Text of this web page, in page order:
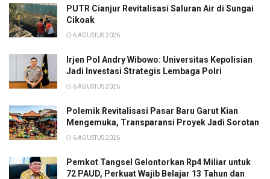
PUTR Cianjur Revitalisasi Saluran Air di Sungai
Cikoak
6 AGUSTUS 2026
Irjen Pol Andry Wibowo: Universitas Kepolisian
Jadi Investasi Strategis Lembaga Polri
6 AGUSTUS 2026
Polemik Revitalisasi Pasar Baru Garut Kian
Mengemuka, Transparansi Proyek Jadi Sorotan
6 AGUSTUS 2026
Pemkot Tangsel Gelontorkan Rp4 Miliar untuk
72 PAUD, Perkuat Wajib Belajar 13 Tahun dan